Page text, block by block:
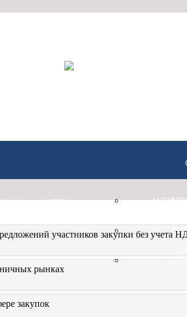
И МЕРЫ
участников закупки без учета
рынках
закупок